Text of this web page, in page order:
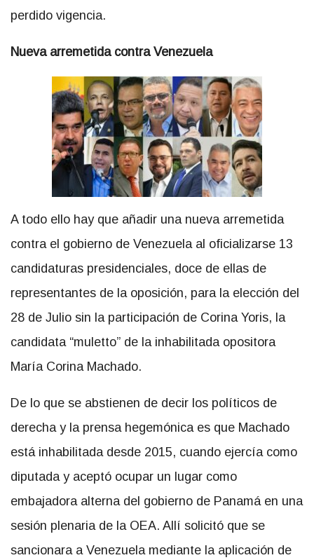
perdido vigencia.
Nueva arremetida contra Venezuela
A todo ello hay que añadir una nueva arremetida
contra el gobierno de Venezuela al oficializarse 13
candidaturas presidenciales, doce de ellas de
representantes de la oposición, para la elección del
28 de Julio sin la participación de Corina Yoris, la
candidata “muletto” de la inhabilitada opositora
María Corina Machado.
De lo que se abstienen de decir los políticos de
derecha y la prensa hegemónica es que Machado
está inhabilitada desde 2015, cuando ejercía como
diputada y aceptó ocupar un lugar como
embajadora alterna del gobierno de Panamá en una
sesión plenaria de la OEA. Allí solicitó que se
sancionara a Venezuela mediante la aplicación de